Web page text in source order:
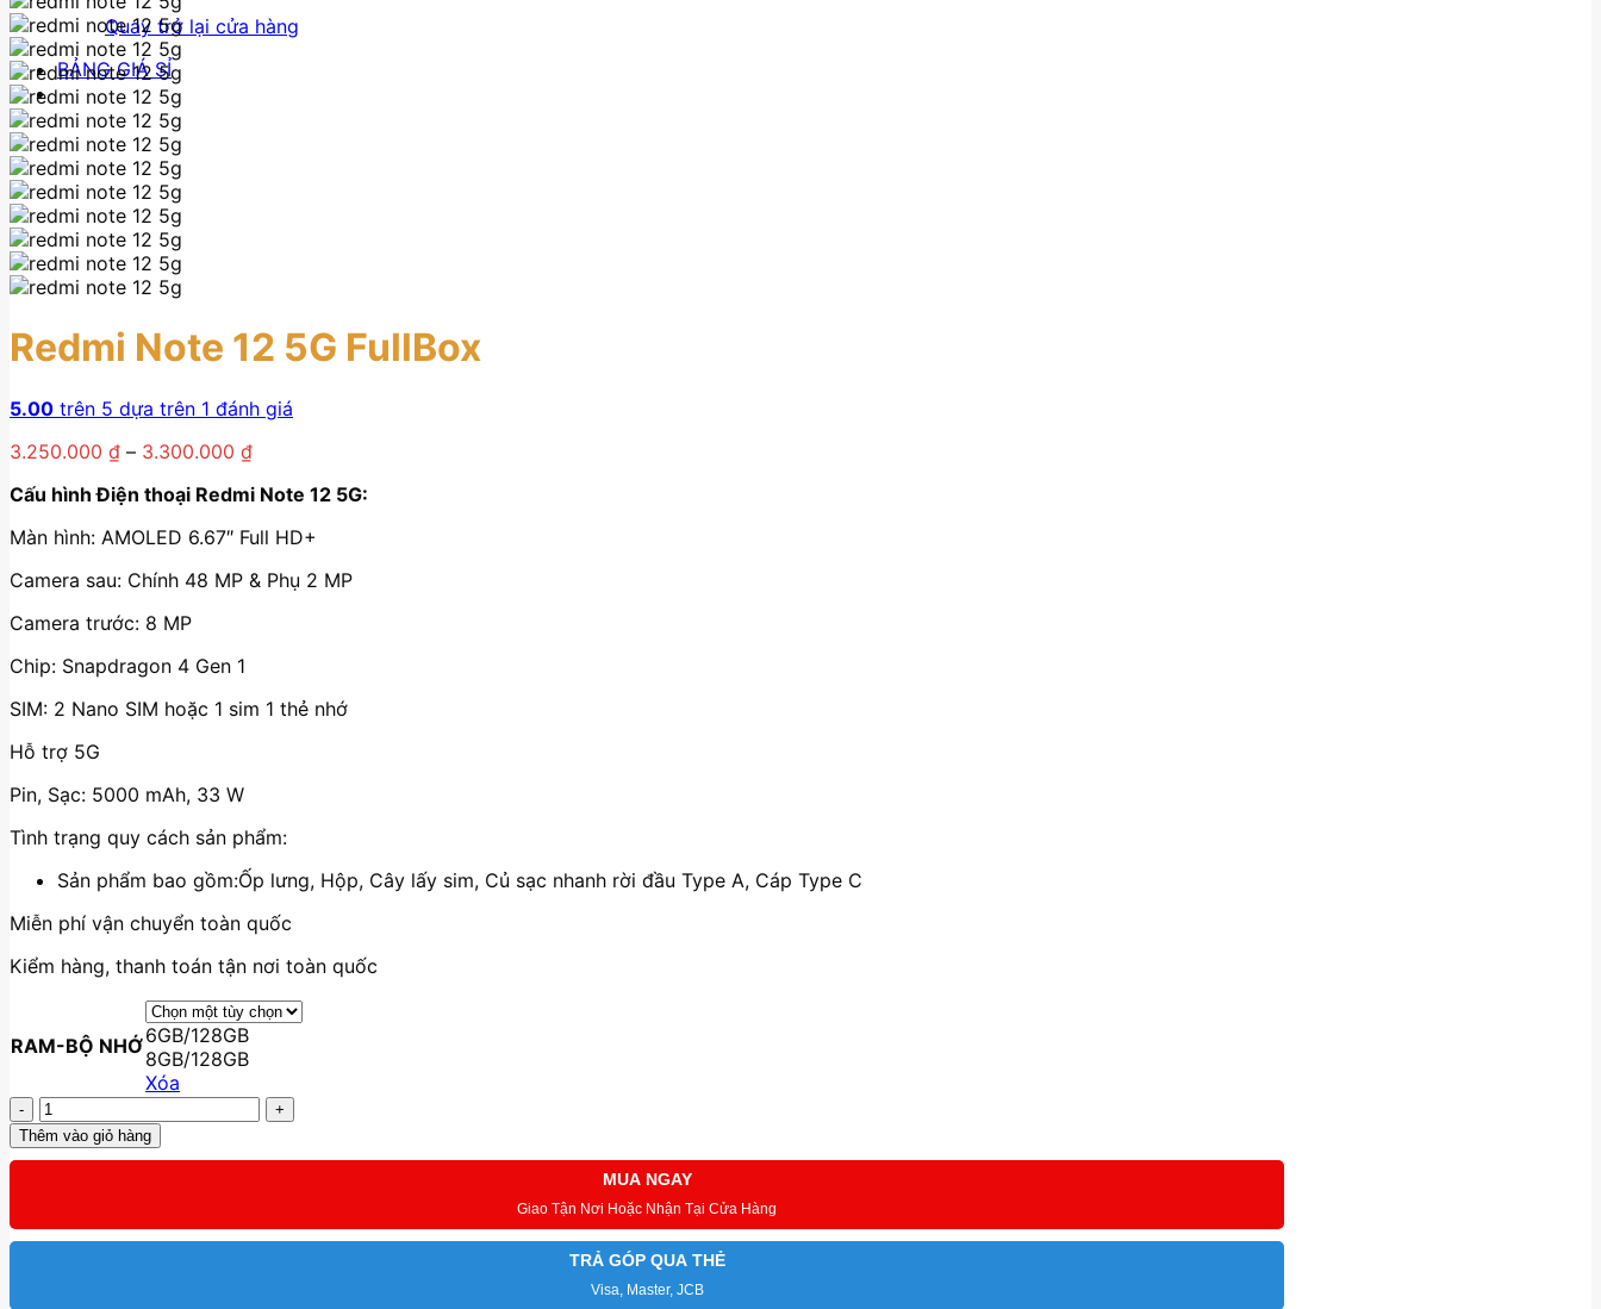
Quay trở lại cửa hàng
BẢNG GIÁ SỈ
Redmi Note 12 5G FullBox
5.00 trên 5 dựa trên 1 đánh giá
3.250.000 ₫ – 3.300.000 ₫Khoảng
từ
đến
3.300.000 ₫
Cấu hình Điện thoại Redmi Note 12 5G:
Màn hình: AMOLED 6.67″ Full HD+
Camera sau: Chính 48 MP & Phụ 2 MP
Camera trước: 8 MP
Chip: Snapdragon 4 Gen 1
SIM: 2 Nano SIM hoặc 1 sim 1 thẻ nhớ
Hỗ trợ 5G
Pin, Sạc: 5000 mAh, 33 W
Tình trạng quy cách sản phẩm:
Sản phẩm bao gồm:Ốp lưng, Hộp, Cây lấy sim, Củ sạc nhanh rời đầu Type A, Cáp Type C
Miễn phí vận chuyển toàn quốc
Kiểm hàng, thanh toán tận nơi toàn quốc
RAM-BỘ NHỚ6GB/128GB
8GB/128GB
Xóa
Redmi
Note
12
số
lượng
Thêm vào giỏ hàng
MUA NGAY
Giao Tận Nơi Hoặc Nhận Tại Cửa Hàng
TRẢ GÓP QUA THẺ
Visa, Master, JCB